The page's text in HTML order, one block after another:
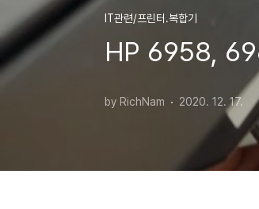
IT관련/프린터.복합기
HP 6958,
by RichNam 2020. 12. 17.